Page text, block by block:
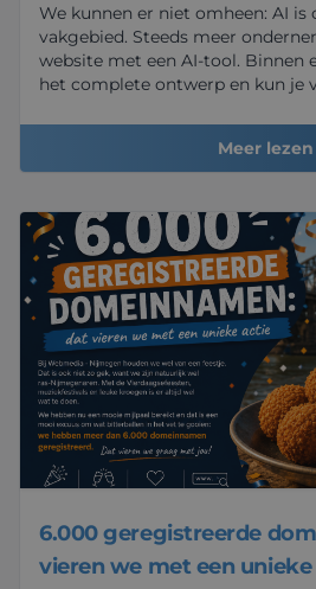
We kunnen er niet omheen: AI is
vakgebied. Steeds meer
website met een AI-tool. Binnen
het complete ontwerp en kun je
Meer lezen
6.000 geregistreerde
vieren we met een